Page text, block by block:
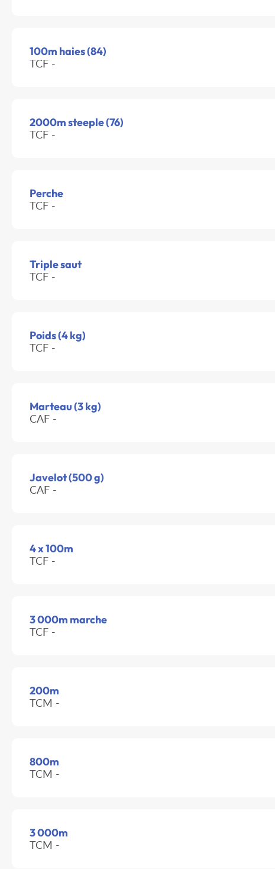
100m haies (84)
TCF -
2000m steeple (76)
TCF -
Perche
TCF -
Triple saut
TCF -
Poids (4 kg)
TCF -
Marteau (3 kg)
CAF -
Javelot (500 g)
CAF -
4 x 100m
TCF -
3 000m marche
TCF -
200m
TCM -
800m
TCM -
3 000m
TCM -